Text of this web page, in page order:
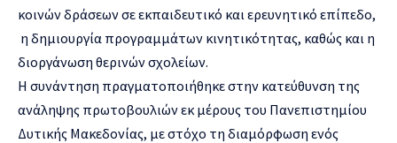
κοινών δράσεων σε εκπαιδευτικό και ερευνητικό επίπεδο,
η δημιουργία προγραμμάτων κινητικότητας, καθώς και η
διοργάνωση θερινών σχολείων.
Η συνάντηση πραγματοποιήθηκε στην κατεύθυνση της
ανάληψης πρωτοβουλιών εκ μέρους του Πανεπιστημίου
Δυτικής Μακεδονίας, με στόχο τη διαμόρφωση ενός